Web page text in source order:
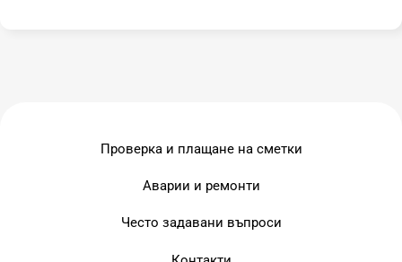
Проверка и плащане на сметки
Аварии и ремонти
Често задавани въпроси